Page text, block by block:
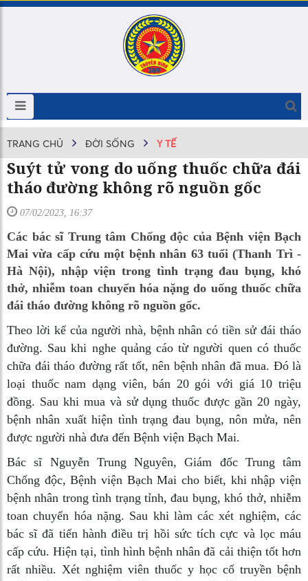
TRANG CHỦ ĐỜI SỐNG Y TẾ
Suýt tử vong do uống thuốc chữa đái
tháo đường không rõ nguồn gốc
07/02/2023, 16:37
Các bác sĩ Trung tâm Chống độc của Bệnh viện Bạch
Mai vừa cấp cứu một bệnh nhân 63 tuổi (Thanh Trì -
Hà Nội), nhập viện trong tình trạng đau bụng, khó
thở, nhiễm toan chuyển hóa nặng do uống thuốc chữa
đái tháo đường không rõ nguồn gốc.
Theo lời kể của người nhà, bệnh nhân có tiền sử đái tháo
đường. Sau khi nghe quảng cáo từ người quen có thuốc
chữa đái tháo đường rất tốt, nên bệnh nhân đã mua. Đó là
loại thuốc nam dạng viên, bán 20 gói với giá 10 triệu
đồng. Sau khi mua và sử dụng thuốc được gần 20 ngày,
bệnh nhân xuất hiện tình trạng đau bụng, nôn mửa, nên
được người nhà đưa đến Bệnh viện Bạch Mai.
Bác sĩ Nguyễn Trung Nguyên, Giám đốc Trung tâm
Chống độc, Bệnh viện Bạch Mai cho biết, khi nhập viện
bệnh nhân trong tình trạng tỉnh, đau bụng, khó thở, nhiễm
toan chuyển hóa nặng. Sau khi làm các xét nghiệm, các
bác sĩ đã tiến hành điều trị hồi sức tích cực và lọc máu
cấp cứu. Hiện tại, tình hình bệnh nhân đã cải thiện tốt hơn
rất nhiều. Xét nghiệm viên thuốc y học cổ truyền bệnh